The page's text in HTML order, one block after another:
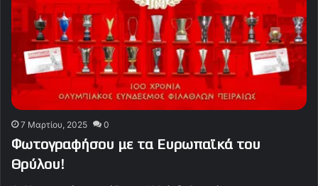
7 Μαρτίου, 2025 0
Φωτογραφήσου με τα Ευρωπαϊκά του
Θρύλου!